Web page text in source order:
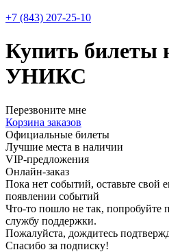
+7 (843) 207-25-10
Купить билеты
УНИКС
Перезвоните мне
Корзина заказов
Официальные билеты
Лучшие места в наличии
VIP-предложения
Онлайн-заказ
Пока нет событий, оставьте
появлении событий
Что-то пошло не так, попробуйте
службу поддержки.
Пожалуйста, дождитесь
Спасибо за подписку!